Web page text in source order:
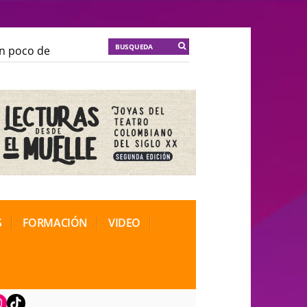
de locura para la cordura KT :: |
de Teatro Rosa
FORMACIÓN VIDEO
TikTok